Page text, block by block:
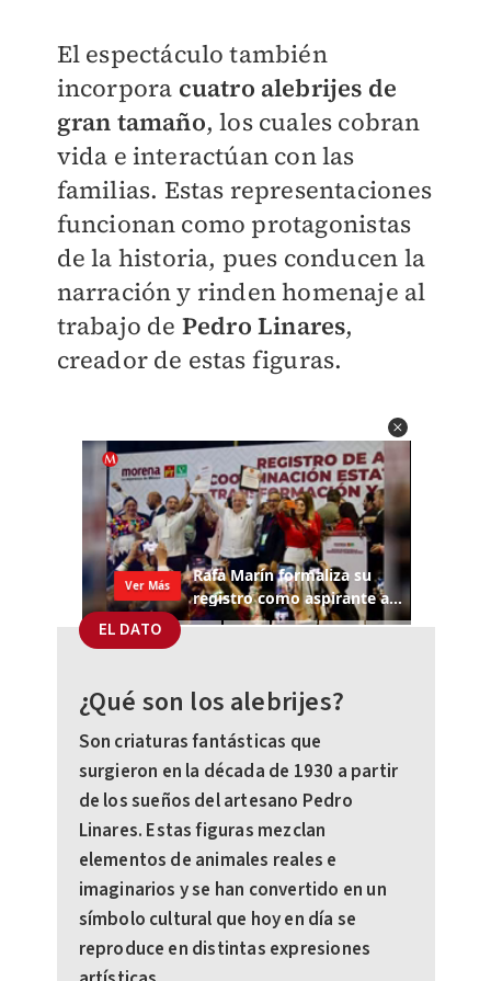
El espectáculo también
incorpora cuatro alebrijes de
gran tamaño, los cuales cobran
vida e interactúan con las
familias. Estas representaciones
funcionan como protagonistas
de la historia, pues conducen la
narración y rinden homenaje al
trabajo de Pedro Linares,
creador de estas figuras.
EL DATO
¿Qué son los alebrijes?
Son criaturas fantásticas que
surgieron en la década de 1930 a partir
de los sueños del artesano Pedro
Linares. Estas figuras mezclan
elementos de animales reales e
imaginarios y se han convertido en un
símbolo cultural que hoy en día se
reproduce en distintas expresiones